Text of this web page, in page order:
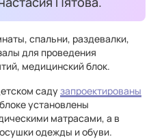
спальни, раздевалки,
для проведения
медицинский блок.
садузапроектированы
установлены
матрасами, а в
одежды и обуви.